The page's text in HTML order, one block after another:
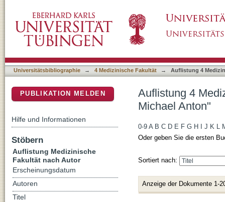
Universitätsbibliographie → 4 Medizinische Fakultät → Auflistung 4
Auflistung 4
Michael Anton"
0-9 A B C D E F G H J K L
Oder geben Sie die ersten
Sortiert nach:
Anzeige der Dokumente 1-
PUBLIKATION MELDEN
Hilfe und Informationen
Stöbern
Auflistung Medizinische
Fakultät nach Autor
Erscheinungsdatum
Autoren
Titel